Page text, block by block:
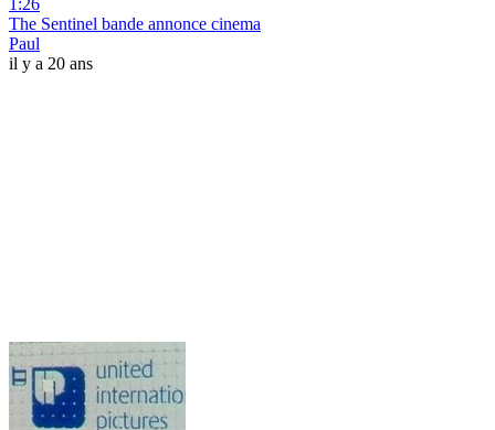
1:26
The Sentinel bande annonce cinema
Paul
il y a 20 ans